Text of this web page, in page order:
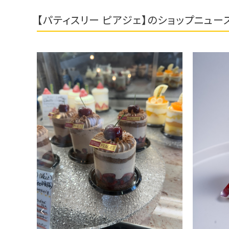
【パティスリー ピアジェ】のショップニュー